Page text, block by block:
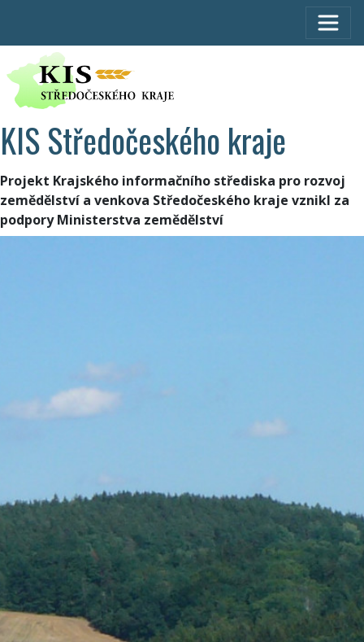
KIS Středočeského kraje
Projekt Krajského informačního střediska pro rozvoj
zemědělství a venkova Středočeského kraje vznikl za
podpory Ministerstva zemědělství